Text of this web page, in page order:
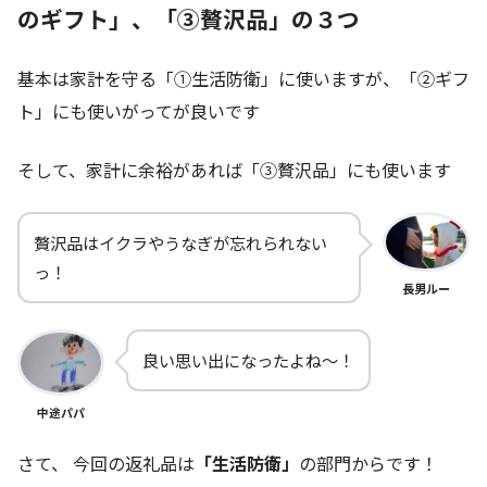
のギフト」、「③贅沢品」の３つ
基本は家計を守る「①生活防衛」に使いますが、「②ギフ
ト」にも使いがってが良いです
そして、家計に余裕があれば「③贅沢品」にも使います
贅沢品はイクラやうなぎが忘れられない
っ！
長男ルー
中途パパ
良い思い出になったよね～！
さて、 今回の返礼品は 「生活防衛」 の部門からです！